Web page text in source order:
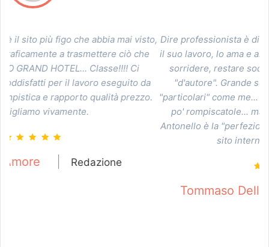
Dire professionista è dire poco... Antonello conosce bene
il suo lavoro, lo ama e ama i suoi clienti... lui li vuol vedere
sorridere, restare soddisfatti guardando le sue opere
"d'autore". Grande sopportazione con clienti un po'
"particolari" come me... un po' troppo esigenti e a volte un
po' rompiscatole... ma sei io sono un "perfezionista",
Antonello è la "perfezione"! Grazie per aver reso "bello" il
Redazione